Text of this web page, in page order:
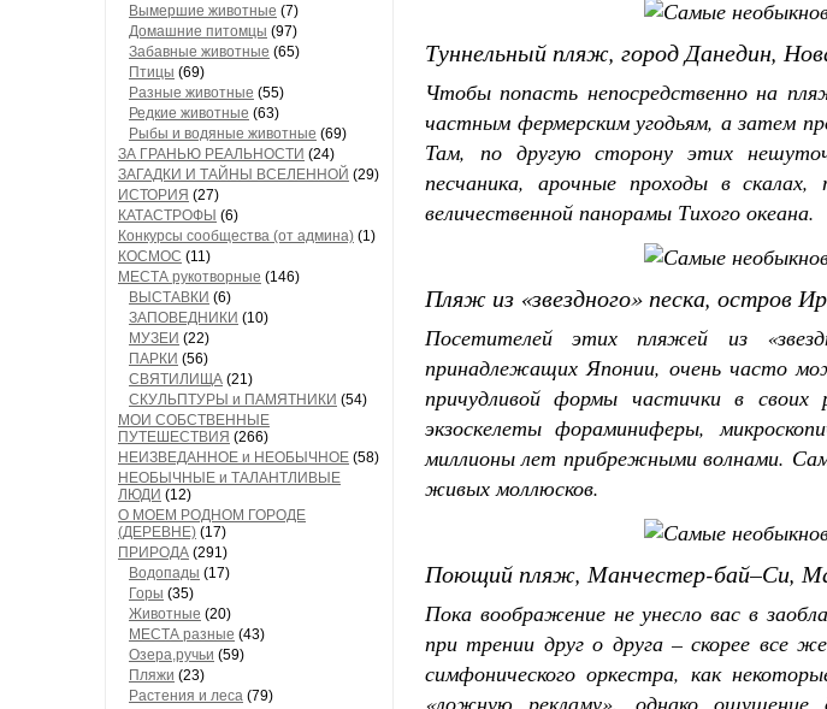
Вымершие животные (7)
Домашние питомцы (97)
Забавные животные (65)
Птицы (69)
Разные животные (55)
Редкие животные (63)
Рыбы и водяные животные (69)
ЗА ГРАНЬЮ РЕАЛЬНОСТИ (24)
ЗАГАДКИ И ТАЙНЫ ВСЕЛЕННОЙ (29)
ИСТОРИЯ (27)
КАТАСТРОФЫ (6)
Конкурсы сообщества (от админа) (1)
КОСМОС (11)
МЕСТА рукотворные (146)
ВЫСТАВКИ (6)
ЗАПОВЕДНИКИ (10)
МУЗЕИ (22)
ПАРКИ (56)
СВЯТИЛИЩА (21)
СКУЛЬПТУРЫ и ПАМЯТНИКИ (54)
МОИ СОБСТВЕННЫЕ
ПУТЕШЕСТВИЯ (266)
НЕИЗВЕДАННОЕ и НЕОБЫЧНОЕ (58)
НЕОБЫЧНЫЕ и ТАЛАНТЛИВЫЕ
ЛЮДИ (12)
О МОЕМ РОДНОМ ГОРОДЕ
(ДЕРЕВНЕ) (17)
ПРИРОДА (291)
Водопады (17)
Горы (35)
Животные (20)
МЕСТА разные (43)
Озера,ручьи (59)
Пляжи (23)
Растения и леса (79)
Туннельный пляж, город Данедин,
Чтобы попасть непосредственно на
частным фермерским угодьям, а затем
Там, по другую сторону этих
песчаника, арочные проходы в
величественной панорамы Тихого океана.
Пляж из «звездного» песка, остров
Посетителей этих пляжей из
принадлежащих Японии, очень часто
причудливой формы частички в своих
экзоскелеты фораминиферы,
миллионы лет прибрежными волнами.
живых моллюсков.
Поющий пляж, Манчестер-бай–Си,
Пока воображение не унесло вас в
при трении друг о друга – скорее все
симфонического оркестра, как
«ложную рекламу», однако